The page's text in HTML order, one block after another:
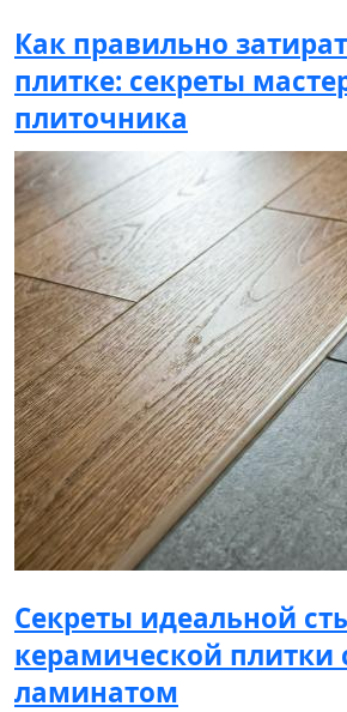
Как правильно
плитке: секреты
плиточника
Секреты идеальной
керамической плитки
ламинатом